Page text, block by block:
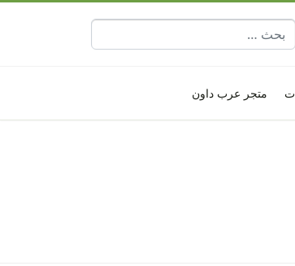
البحث عن:
متجر عرب داون